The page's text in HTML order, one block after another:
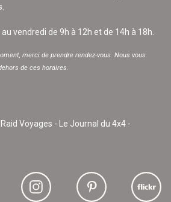
vendredi de 9h à 12h et de 14h à 18h.
merci de prendre rendez-vous. Nous vous
de ces horaires.
Voyages - Le Journal du 4x4 -